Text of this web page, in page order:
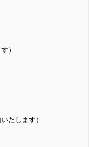
）
たします）